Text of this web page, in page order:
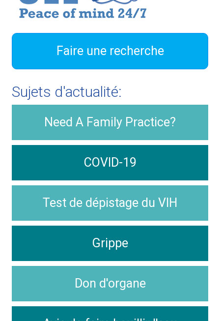
Faire une recherche
Sujets d'actualité:
Need A Family Practice?
COVID-19
Test de dépistage du VIH
Grippe
Don d'organe